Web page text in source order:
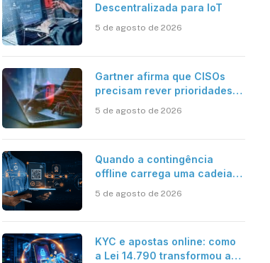
Descentralizada para IoT
5 de agosto de 2026
Gartner afirma que CISOs
precisam rever prioridades
para enfrentar os desafios
5 de agosto de 2026
Quando a contingência
offline carrega uma cadeia
5 de agosto de 2026
KYC e apostas online: como
a Lei 14.790 transformou a